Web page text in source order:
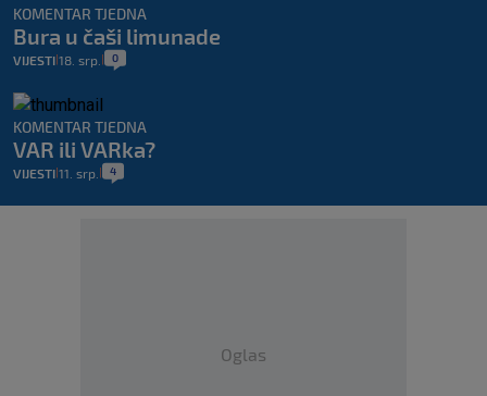
KOMENTAR TJEDNA
Bura u čaši limunade
VIJESTI 18. srp. 0
KOMENTAR TJEDNA
VAR ili VARka?
VIJESTI 11. srp. 4
Oglas